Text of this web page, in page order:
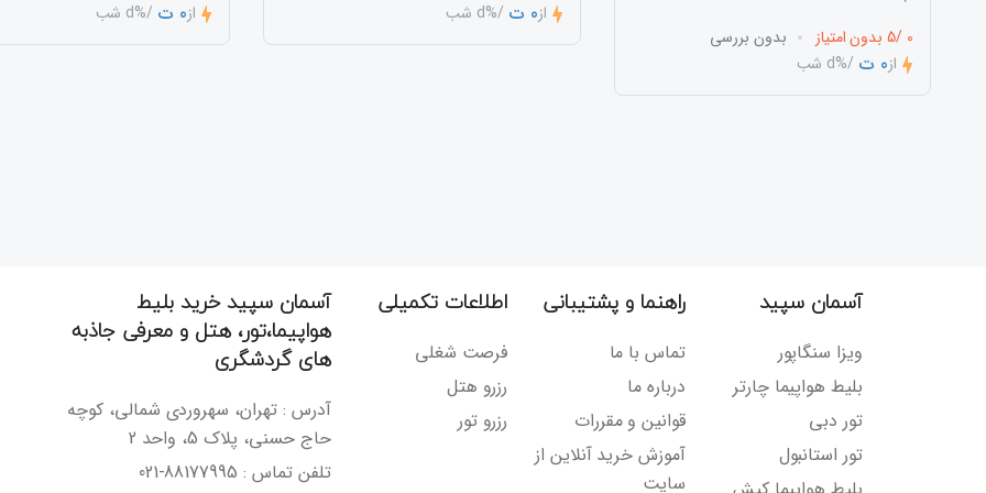
0 /5 بدون امتیاز
بدون بررسی
از0 ت /%d شب
از0 ت /%d شب
از0 ت /%d شب
آسمان سپید
ویزا سنگاپور
بلیط هواپیما چارتر
تور دبی
تور استانبول
راهنما و پشتیبانی
تماس با ما
درباره ما
قوانین و مقررات
آموزش خرید آنلاین از
سایت
اطلاعات تکمیلی
فرصت شغلی
رزرو هتل
رزرو تور
آسمان سپید خرید بلیط
هواپیما،تور، هتل و معرفی جاذبه
های گردشگری
آدرس : تهران، سهروردی شمالی، کوچه
حاج حسنی، پلاک 5، واحد 2
تلفن تماس : 88177995-021